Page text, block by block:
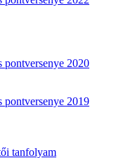
pontversenye 2020
pontversenye 2019
tanfolyam